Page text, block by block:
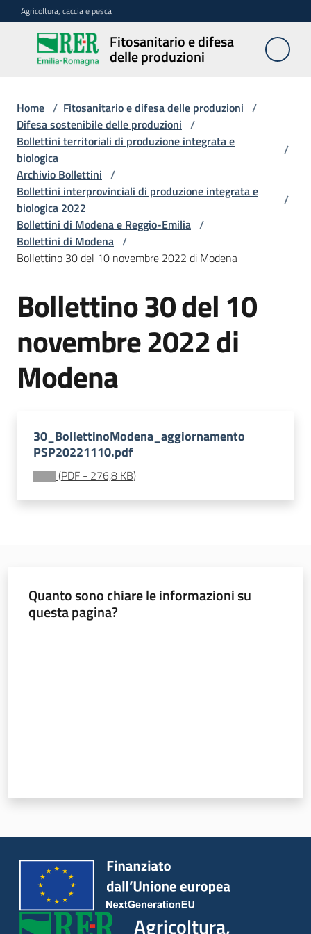
Vai al contenuto
Vai alla navigazione
Vai al footer
Agricoltura, caccia e pesca
Fitosanitario e difesa
delle produzioni
Fitosanitario
e difesa
produzioni
Avversità
delle
piante
Sorveglianza
Difesa
sostenibile
Vivaismo
Export
Newsletter
Agricoltura,
caccia e
pesca
Argomenti
Home / Fitosanitario e difesa delle produzioni /
Difesa sostenibile delle produzioni /
Bollettini territoriali di produzione integrata e
biologica
/
Archivio Bollettini /
Bollettini interprovinciali di produzione integrata e
biologica 2022
/
Bollettini di Modena e Reggio-Emilia /
Bollettini di Modena /
Bollettino 30 del 10 novembre 2022 di Modena
Bollettino 30 del 10
novembre 2022 di
Modena
30_BollettinoModena_aggiornamento
PSP20221110.pdf
(PDF - 276,8 KB)
Quanto sono chiare le informazioni su
questa pagina?
Agricoltura,